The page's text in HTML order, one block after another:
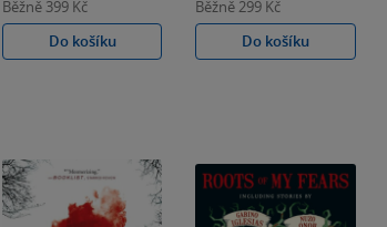
Běžně 399 Kč
Do košíku
Běžně 299 Kč
Do košíku